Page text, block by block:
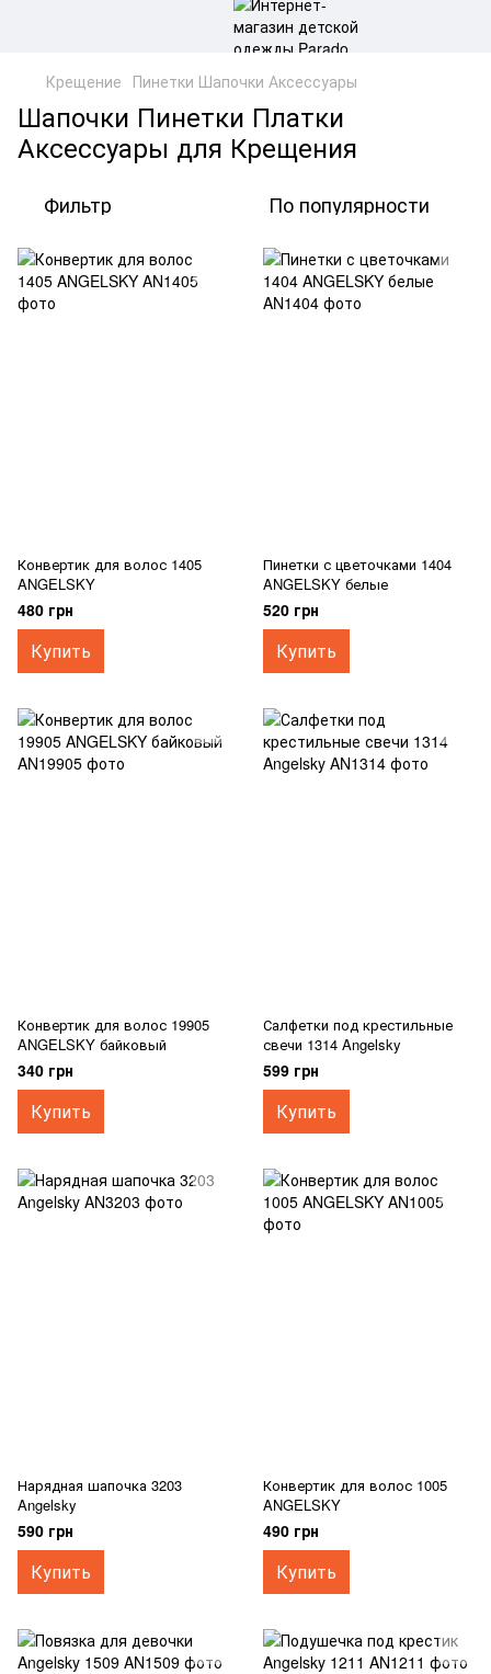
Крещение Пинетки Шапочки Аксессуары
Шапочки Пинетки Платки
Аксессуары для Крещения
Фильтр По популярности
Конвертик для волос 1405
ANGELSKY
480 грн
Купить
Пинетки с цветочками 1404
ANGELSKY белые
520 грн
Купить
Конвертик для волос 19905
ANGELSKY байковый
340 грн
Купить
Салфетки под крестильные
свечи 1314 Angelsky
599 грн
Купить
Нарядная шапочка 3203
Angelsky
590 грн
Купить
Конвертик для волос 1005
ANGELSKY
490 грн
Купить